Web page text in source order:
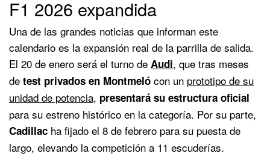
F1 2026 expandida
Una de las grandes noticias que informan este
calendario es la expansión real de la parrilla de salida.
El 20 de enero será el turno de Audi, que tras meses
de test privados en Montmeló con un prototipo de su
unidad de potencia, presentará su estructura oficial
para su estreno histórico en la categoría. Por su parte,
Cadillac ha fijado el 8 de febrero para su puesta de
largo, elevando la competición a 11 escuderías.